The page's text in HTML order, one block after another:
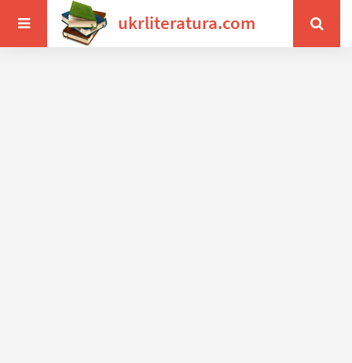
ukrliteratura.com